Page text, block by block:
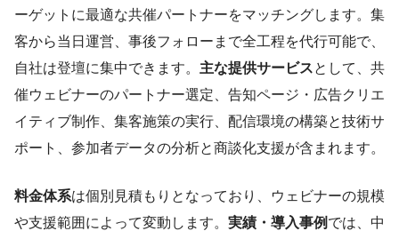
ーゲットに最適な共催パートナーをマッチングします。集
客から当日運営、事後フォローまで全工程を代行可能で、
自社は登壇に集中できます。 主な提供サービスとして、共
催ウェビナーのパートナー選定、告知ページ・広告クリエ
イティブ制作、集客施策の実行、配信環境の構築と技術サ
ポート、参加者データの分析と商談化支援が含まれます。
料金体系は個別見積もりとなっており、ウェビナーの規模
や支援範囲によって変動します。 実績・導入事例 では、中